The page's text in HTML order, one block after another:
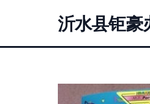
沂水县钜豪